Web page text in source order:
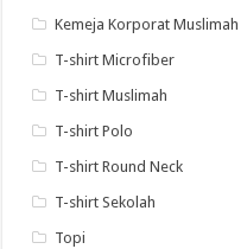
Kemeja Korporat Muslimah
T-shirt Microfiber
T-shirt Muslimah
T-shirt Polo
T-shirt Round Neck
T-shirt Sekolah
Topi